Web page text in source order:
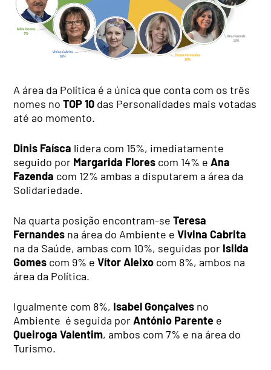
A área da Política é a única que conta com os três
nomes noTOP 10 das Personalidades mais votadas
até ao momento.
Dinis Faísca lidera com 15%, imediatamente
seguido por Margarida Flores com 14% eAna
Fazenda com 12% ambas a disputarem a área da
Solidariedade.
Na quarta posição encontram-seTeresa
Fernandes na área do Ambiente eVivina Cabrita
na da Saúde, ambas com 10%, seguidas por Isilda
Gomes com 9% eVítor Aleixo com 8%, ambos na
área da Política.
Igualmente com 8%, Isabel Gonçalves no
Ambiente é seguida porAntónio Parente e
Queiroga Valentim, ambos com 7% e na área do
Turismo.